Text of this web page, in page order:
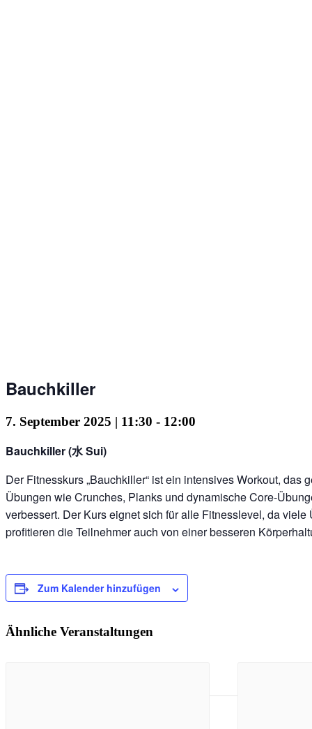
Bauchkiller
7. September 2025 | 11:30 - 12:00
Bauchkiller (水 Sui)
Der Fitnesskurs „Bauchkiller“ ist ein intensives Workout,
Übungen wie Crunches, Planks und dynamische Core-
verbessert. Der Kurs eignet sich für alle Fitnesslevel, da
profitieren die Teilnehmer auch von einer besseren
Zum Kalender hinzufügen
Ähnliche Veranstaltungen